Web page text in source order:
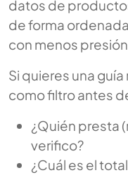
datos de
de forma
con menos
Si quieres una
como filtro antes
¿Quién presta
verifico?
¿Cuál es el